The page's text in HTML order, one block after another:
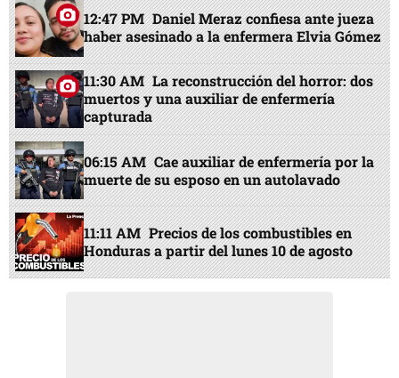
12:47 PM Daniel Meraz confiesa ante jueza
haber asesinado a la enfermera Elvia Gómez
11:30 AM La reconstrucción del horror: dos
muertos y una auxiliar de enfermería
capturada
06:15 AM Cae auxiliar de enfermería por la
muerte de su esposo en un autolavado
11:11 AM Precios de los combustibles en
Honduras a partir del lunes 10 de agosto